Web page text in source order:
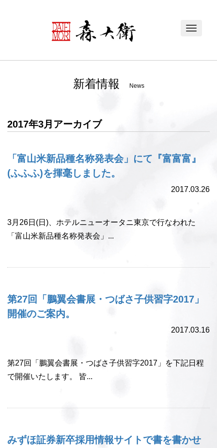
Toggle
新着情報 News
2017年3月アーカイブ
「富山米新品種名称発表会」にて『富富富』
(ふふふ)を揮毫しました。
2017.03.26
3月26日(日)、ホテルニューオータニ東京で行なわれた
「富山米新品種名称発表会」...
第27回「鵬翼会書展・つばさ子供習字2017」
開催のご案内。
2017.03.16
第27回「鵬翼会書展・つばさ子供習字2017」を下記日程
で開催いたします。 皆...
みずほ証券新卒採用情報サイトで書を書かせ